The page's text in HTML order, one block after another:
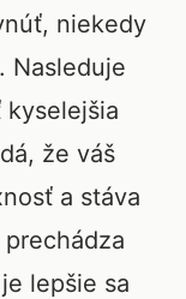
niekedy
Nasleduje
že váš
a stáva
lepšie sa